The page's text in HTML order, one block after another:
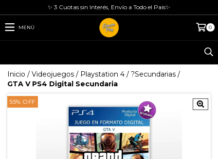
✨ 3 Cuotas sin Interés, Envío a Todo el Pais✨
MENÚ 0
Inicio / Videojuegos / Playstation 4 / ?Secundarias /
GTA V PS4 Digital Secundaria
55% OFF